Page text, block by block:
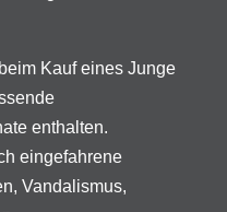
Kauf eines Junge
enthalten.
eingefahrene
Vandalismus,